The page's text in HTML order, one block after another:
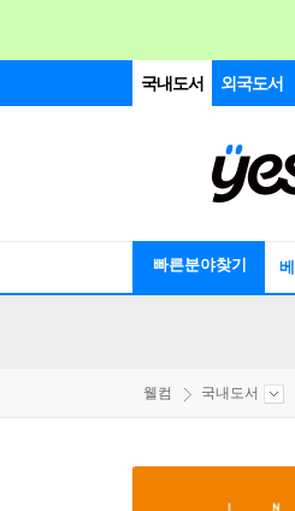
국내도서 외국도서
빠른분야찾기
웰컴 국내도서